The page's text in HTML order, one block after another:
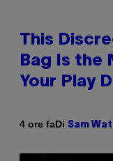
This
Bag Is the
Your Play
4 ore faDi Sam